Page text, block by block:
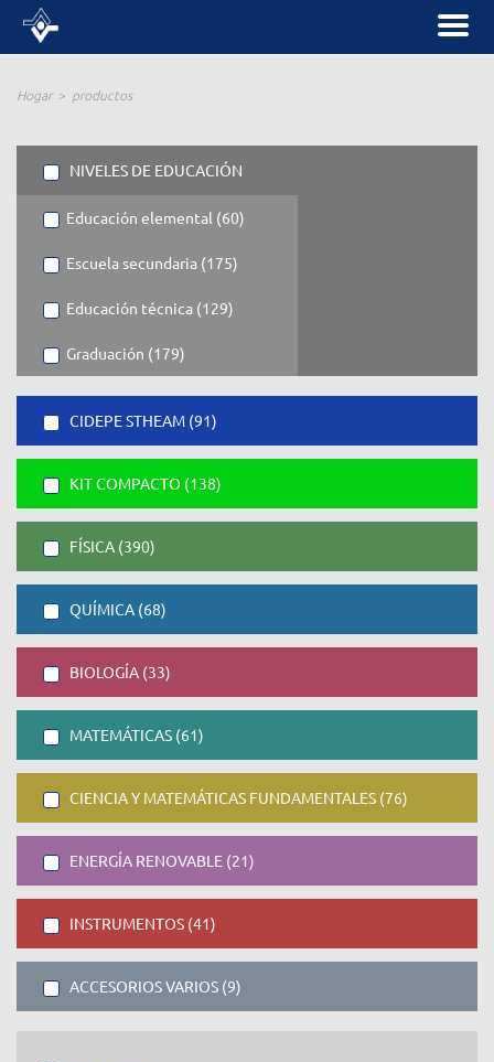
Hogar productos
NIVELES DE EDUCACIÓN
Educación elemental (60)
Escuela secundaria (175)
Educación técnica (129)
Graduación (179)
CIDEPE STHEAM (91)
KIT COMPACTO (138)
FÍSICA (390)
QUÍMICA (68)
BIOLOGÍA (33)
MATEMÁTICAS (61)
CIENCIA Y MATEMÁTICAS FUNDAMENTALES (76)
ENERGÍA RENOVABLE (21)
INSTRUMENTOS (41)
ACCESORIOS VARIOS (9)